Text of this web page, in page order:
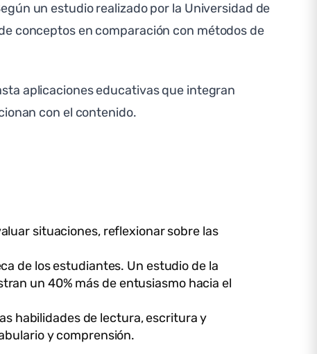
un estudio realizado por la Universidad de
conceptos en comparación con métodos de
aplicaciones educativas que integran
con el contenido.
situaciones, reflexionar sobre las
de los estudiantes. Un estudio de la
un 40% más de entusiasmo hacia el
habilidades de lectura, escritura y
y comprensión.